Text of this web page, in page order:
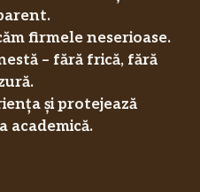
firmele neserioase.
– fără frică, fără
și protejează
academică.